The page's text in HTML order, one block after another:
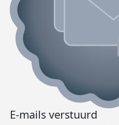
E-mails verstuurd